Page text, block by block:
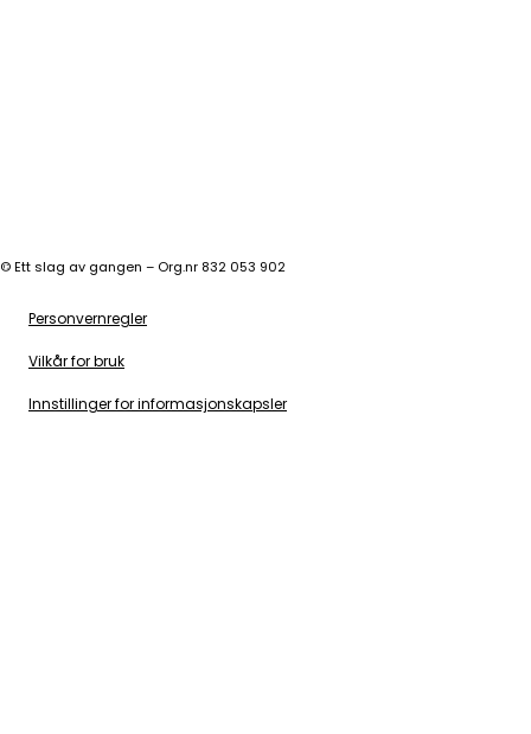
©Ett slag av gangen – Org.nr 832 053 902
Personvernregler
Vilkår for bruk
Innstillinger for informasjonskapsler